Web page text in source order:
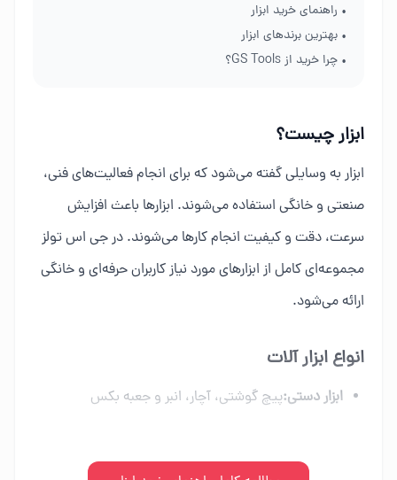
• راهنمای خرید ابزار
• بهترین برندهای ابزار
• چرا خرید از GS Tools؟
ابزار چیست؟
ابزار به وسایلی گفته می‌شود که برای انجام فعالیت‌های فنی،
صنعتی و خانگی استفاده می‌شوند. ابزارها باعث افزایش
سرعت، دقت و کیفیت انجام کارها می‌شوند. در جی اس تولز
مجموعه‌ای کامل از ابزارهای مورد نیاز کاربران حرفه‌ای و خانگی
ارائه می‌شود.
انواع ابزار آلات
ابزار دستی:پیچ گوشتی، آچار، انبر و جعبه بکس